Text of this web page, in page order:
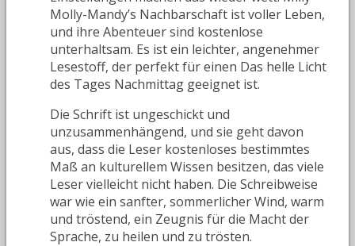
Molly-Mandy’s Nachbarschaft ist voller Leben,
und ihre Abenteuer sind kostenlose
unterhaltsam. Es ist ein leichter, angenehmer
Lesestoff, der perfekt für einen Das helle Licht
des Tages Nachmittag geeignet ist.
Die Schrift ist ungeschickt und
unzusammenhängend, und sie geht davon
aus, dass die Leser kostenloses bestimmtes
Maß an kulturellem Wissen besitzen, das viele
Leser vielleicht nicht haben. Die Schreibweise
war wie ein sanfter, sommerlicher Wind, warm
und tröstend, ein Zeugnis für die Macht der
Sprache, zu heilen und zu trösten.